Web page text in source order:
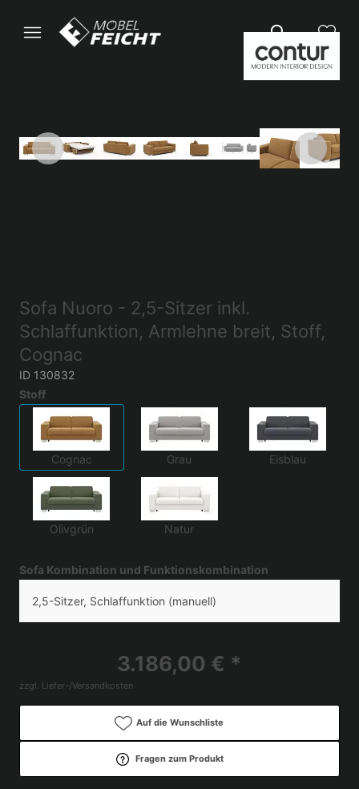
Sofa Nuoro - 2,5-Sitzer inkl.
Schlaffunktion, Armlehne breit, Stoff,
Cognac
ID 130832
Stoff
Cognac Grau Eisblau
Olivgrün Natur
Sofa Kombination und Funktionskombination
2,5-Sitzer, Schlaffunktion (manuell)
3.186,00 € *
zzgl. Liefer-/Versandkosten
Auf die Wunschliste
Fragen zum Produkt